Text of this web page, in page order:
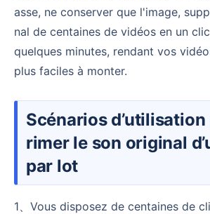
asse, ne conserver que l'image,
nal de centaines de vidéos en un
quelques minutes, rendant vos
plus faciles à monter.
Scénarios d’utilisation pour supp
rimer le son original
par lot
1、Vous disposez de centaines de clips vidéo que vo